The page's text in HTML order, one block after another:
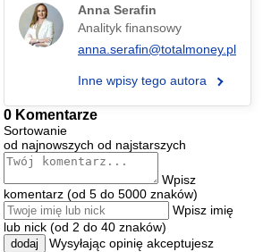
Anna Serafin
Analityk finansowy
anna.serafin@totalmoney.pl
Inne wpisy tego autora
0 Komentarze
Sortowanie
od najnowszych od najstarszych
Wpisz
komentarz (od 5 do 5000 znaków)
Wpisz imię
lub nick (od 2 do 40 znaków)
dodaj
Wysyłając opinię akceptujesz